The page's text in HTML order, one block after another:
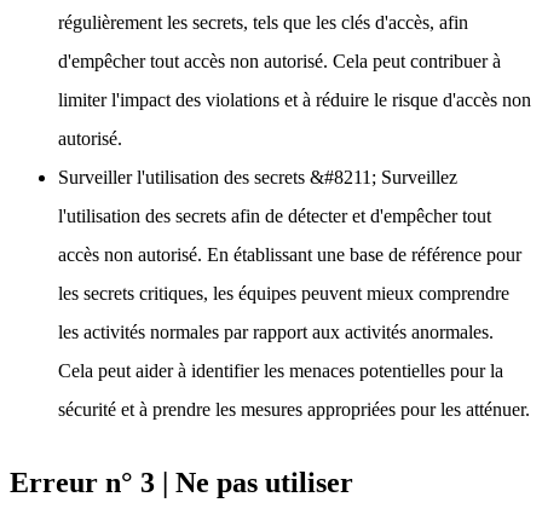
régulièrement les secrets, tels que les clés d'accès, afin
d'empêcher tout accès non autorisé. Cela peut contribuer à
limiter l'impact des violations et à réduire le risque d'accès non
autorisé.
Surveiller l'utilisation des secrets &#8211; Surveillez
l'utilisation des secrets afin de détecter et d'empêcher tout
accès non autorisé. En établissant une base de référence pour
les secrets critiques, les équipes peuvent mieux comprendre
les activités normales par rapport aux activités anormales.
Cela peut aider à identifier les menaces potentielles pour la
sécurité et à prendre les mesures appropriées pour les atténuer.
Erreur n° 3 | Ne pas utiliser